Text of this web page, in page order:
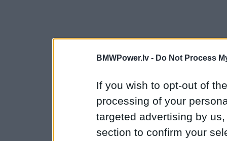
BMWPower.lv - Do Not Process
If you wish to opt-out of
processing of your
targeted advertising by
section to confirm your